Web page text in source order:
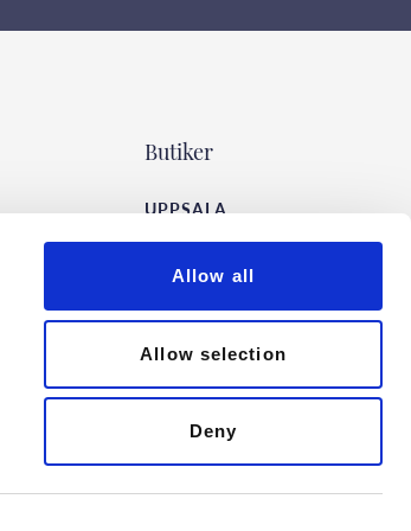
Allow all
Allow selection
Deny
Butiker
UPPSALA
Vaksalagatan 22 F
Öppettider
STOCKHOLM
Malmskillnadsgatan 44